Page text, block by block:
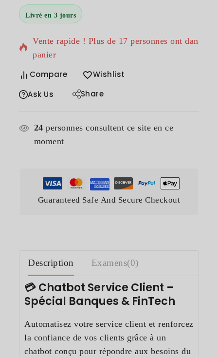
Livré en 3 jours
12 produits vendus au cours des dernières 18
Vente rapide ! Plus de 17 personnes ont dans
panier
Compare
Wishlist
Ask Us
Share
24 personnes consultent ce site en ce
moment
Guaranteed Safe And Secure Checkout
Description Examens(0)
💳 Chatbot Service Client –
Spécial Banques & FinTech
Automatisez votre service client et renforcez
la confiance de vos clients grâce à un
chatbot conçu pour répondre aux besoins du